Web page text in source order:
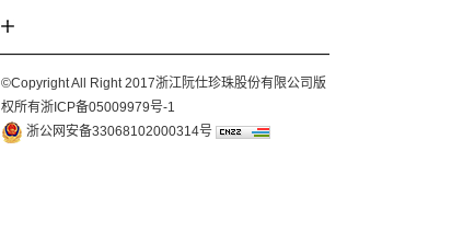
©Copyright All Right 2017浙江阮仕珍珠股份有限公司版
权所有浙ICP备05009979号-1
浙公网安备33068102000314号